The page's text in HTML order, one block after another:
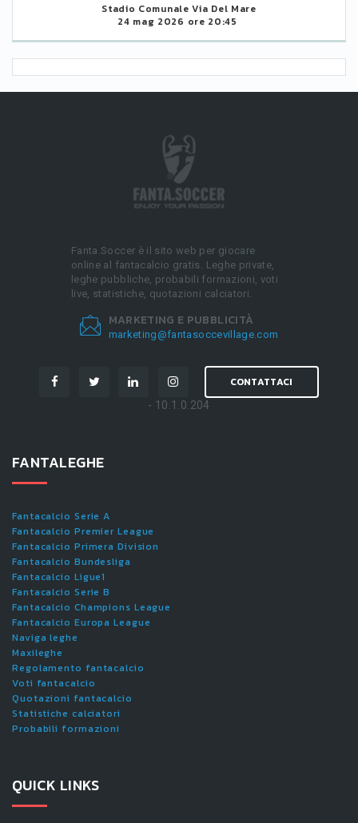
Stadio Comunale Via Del Mare
24 mag 2026 ore 20:45
Fanta.Soccer è il sito web per giocare
online al fantacalcio gratis. Leghe private,
leghe pubbliche, probabili formazioni, voti
live, statistiche, quotazioni calciatori.
MARKETING E PUBBLICITÀ
marketing@fantasoccevillage.com
CONTATTACI
- 10.1.0.204
FANTALEGHE
Fantacalcio Serie A
Fantacalcio Premier League
Fantacalcio Primera Division
Fantacalcio Bundesliga
Fantacalcio Ligue1
Fantacalcio Serie B
Fantacalcio Champions League
Fantacalcio Europa League
Naviga leghe
Maxileghe
Regolamento fantacalcio
Voti fantacalcio
Quotazioni fantacalcio
Statistiche calciatori
Probabili formazioni
QUICK LINKS